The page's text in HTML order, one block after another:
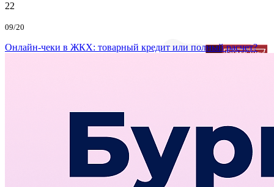
22
09/20
Онлайн-чеки в ЖКХ: товарный кредит или полный расчет?